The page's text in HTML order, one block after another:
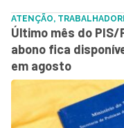
ATENÇÃO,
Último mês do PIS/
abono fica
em agosto